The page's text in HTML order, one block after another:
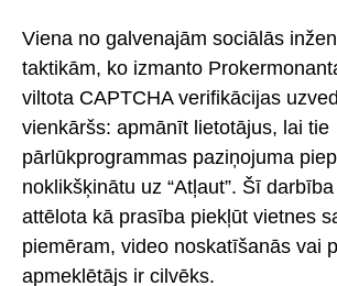
Viena no galvenajām sociālās
taktikām, ko izmanto
viltota CAPTCHA verifikācijas
vienkāršs: apmānīt lietotājus, lai tie
pārlūkprogrammas paziņojuma
noklikšķinātu uz “Atļaut”. Šī
attēlota kā prasība piekļūt vietnes
piemēram, video noskatīšanās vai
apmeklētājs ir cilvēks.